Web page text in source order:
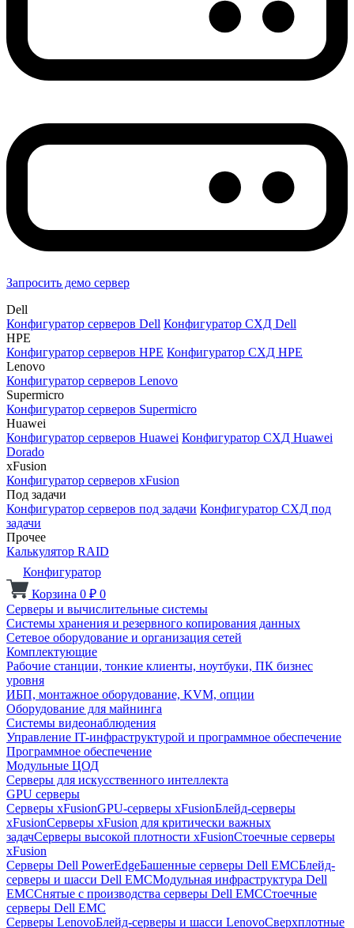
Запросить демо сервер
Dell
Конфигуратор серверов Dell Конфигуратор СХД Dell
HPE
Конфигуратор серверов HPE Конфигуратор СХД HPE
Lenovo
Конфигуратор серверов Lenovo
Supermicro
Конфигуратор серверов Supermicro
Huawei
Конфигуратор серверов Huawei Конфигуратор СХД Huawei
Dorado
xFusion
Конфигуратор серверов xFusion
Под задачи
Конфигуратор серверов под задачи Конфигуратор СХД под
задачи
Прочее
Калькулятор RAID
Конфигуратор
Корзина 0 ₽ 0
Серверы и вычислительные системы
Системы хранения и резервного копирования данных
Сетевое оборудование и организация сетей
Комплектующие
Рабочие станции, тонкие клиенты, ноутбуки, ПК бизнес
уровня
ИБП, монтажное оборудование, KVM, опции
Оборудование для майнинга
Системы видеонаблюдения
Управление IT-инфраструктурой и программное обеспечение
Программное обеспечение
Модульные ЦОД
Серверы для искусственного интеллекта
GPU серверы
Серверы xFusionGPU-серверы xFusionБлейд-серверы
xFusionСерверы xFusion для критически важных
задачСерверы высокой плотности xFusionСтоечные серверы
xFusion
Серверы Dell PowerEdgeБашенные серверы Dell EMCБлейд-
серверы и шасси Dell EMCМодульная инфраструктура Dell
EMCСнятые с производства серверы Dell EMCСтоечные
серверы Dell EMC
Серверы LenovoБлейд-серверы и шасси LenovoСверхплотные